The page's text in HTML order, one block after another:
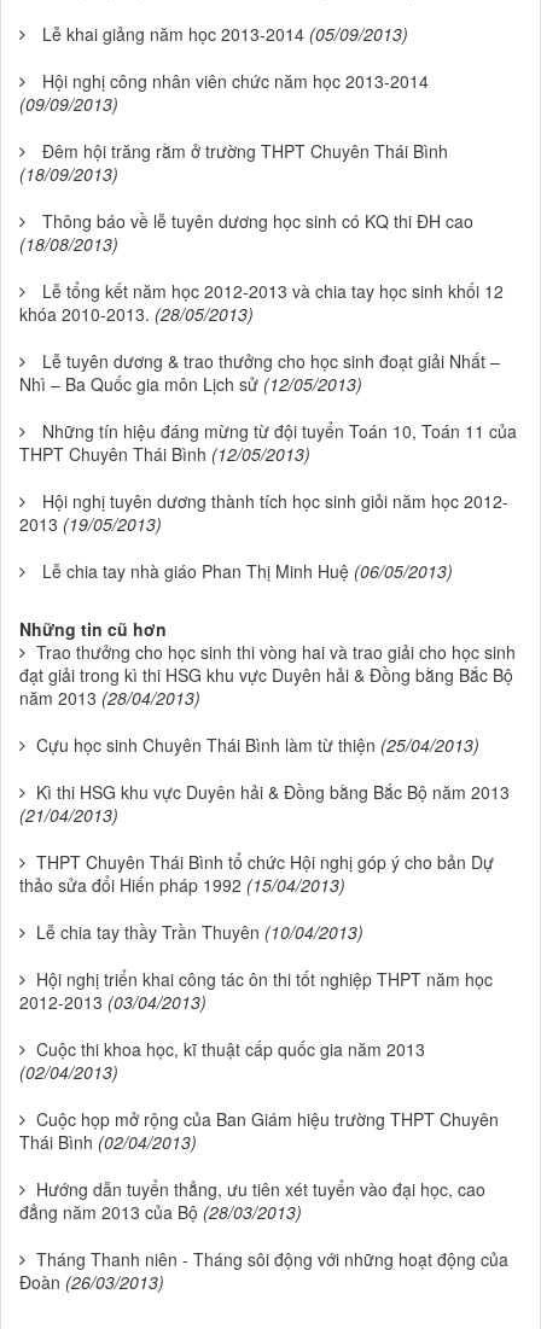
Lễ khai giảng năm học 2013-2014 (05/09/2013)
Hội nghị công nhân viên chức năm học 2013-2014
(09/09/2013)
Đêm hội trăng rằm ở trường THPT Chuyên Thái Bình
(18/09/2013)
Thông báo về lễ tuyên dương học sinh có KQ thi ĐH cao
(18/08/2013)
Lễ tổng kết năm học 2012-2013 và chia tay học sinh khối 12
khóa 2010-2013. (28/05/2013)
Lễ tuyên dương & trao thưởng cho học sinh đoạt giải Nhất –
Nhì – Ba Quốc gia môn Lịch sử (12/05/2013)
Những tín hiệu đáng mừng từ đội tuyển Toán 10, Toán 11 của
THPT Chuyên Thái Bình (12/05/2013)
Hội nghị tuyên dương thành tích học sinh giỏi năm học 2012-
2013 (19/05/2013)
Lễ chia tay nhà giáo Phan Thị Minh Huệ (06/05/2013)
Những tin cũ hơn
Trao thưởng cho học sinh thi vòng hai và trao giải cho học sinh
đạt giải trong kì thi HSG khu vực Duyên hải & Đồng bằng Bắc Bộ
năm 2013 (28/04/2013)
Cựu học sinh Chuyên Thái Bình làm từ thiện (25/04/2013)
Kì thi HSG khu vực Duyên hải & Đồng bằng Bắc Bộ năm 2013
(21/04/2013)
THPT Chuyên Thái Bình tổ chức Hội nghị góp ý cho bản Dự
thảo sửa đổi Hiến pháp 1992 (15/04/2013)
Lễ chia tay thầy Trần Thuyên (10/04/2013)
Hội nghị triển khai công tác ôn thi tốt nghiệp THPT năm học
2012-2013 (03/04/2013)
Cuộc thi khoa học, kĩ thuật cấp quốc gia năm 2013
(02/04/2013)
Cuộc họp mở rộng của Ban Giám hiệu trường THPT Chuyên
Thái Bình (02/04/2013)
Hướng dẫn tuyển thẳng, ưu tiên xét tuyển vào đại học, cao
đẳng năm 2013 của Bộ (28/03/2013)
Tháng Thanh niên - Tháng sôi động với những hoạt động của
Đoàn (26/03/2013)